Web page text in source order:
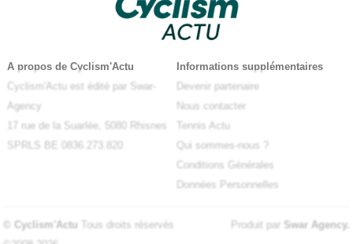
A propos de Cyclism'Actu
Cyclism'Actu est édité par Swar-
Agency
17 rue de la Suarlée, 5080 Rhisnes
SPRLS BE 0836.273.820
Informations supplémentaires
Devenir partenaire
Nous contacter
Tennis Actu
Qui sommes-nous ?
Conditions Générales
Données Personnelles
© Cyclism'Actu Tous droits réservés
Produit par Swar Agency.